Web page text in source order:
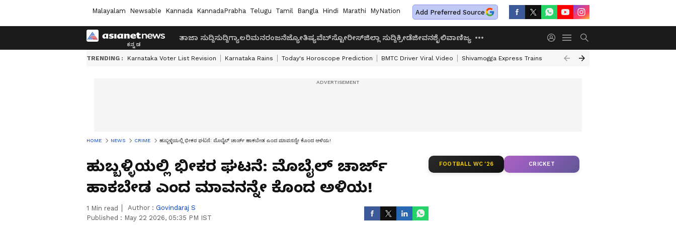
Malayalam Newsable Kannada KannadaPrabha Telugu Tamil Bangla Hindi Marathi MyNation Add Preferred Source
ತಾಜಾ ಸುದ್ದಿಸುದ್ದಿಗ್ಯಾಲರಿಮನರಂಜನೆಜ್ಯೋತಿಷ್ಯವೆಬ್‌ಸ್ಟೋರೀಸ್ಜಿಲ್ಲಾ ಸುದ್ದಿಕ್ರೀಡೆಜೀವನಶೈಲಿವಾಣಿಜ್ಯ
TRENDING : Karnataka Voter List Revision Karnataka Rains Today's Horoscope Prediction BMTC Driver Viral Video Shivamogga Express Trains Airtel Prepaid Plan
HOME NEWS CRIME ಹುಬ್ಬಳ್ಳಿಯಲ್ಲಿ ಭೀಕರ ಘಟನೆ: ಮೊಬೈಲ್‌ ಚಾರ್ಜ್‌ ಹಾಕಬೇಡ ಎಂದ ಮಾವನನ್ನೇ ಕೊಂದ ಅಳಿಯ!
ಹುಬ್ಬಳ್ಳಿಯಲ್ಲಿ ಭೀಕರ ಘಟನೆ: ಮೊಬೈಲ್‌ ಚಾರ್ಜ್‌
ಹಾಕಬೇಡ ಎಂದ ಮಾವನನ್ನೇ ಕೊಂದ ಅಳಿಯ!
1 Min read Author : Govindaraj S
Published : May 22 2026, 05:35 PM IST
FOOTBALL WC '26 CRICKET